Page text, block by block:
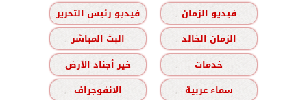
فيديو الزمان
فيديو رئيس التحرير
الزمان الخالد
البث المباشر
خدمات
خير أجناد الأرض
سماء عربية
الانفوجراف